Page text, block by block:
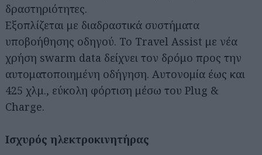
δραστηριότητες.
Εξοπλίζεται με διαδραστικά συστήματα
υποβοήθησης οδηγού. Το Travel Assist με νέα
χρήση swarm data δείχνει τον δρόμο προς την
αυτοματοποιημένη οδήγηση. Αυτονομία έως και
425 χλμ., εύκολη φόρτιση μέσω του Plug &
Charge.
Ισχυρός ηλεκτροκινητήρας